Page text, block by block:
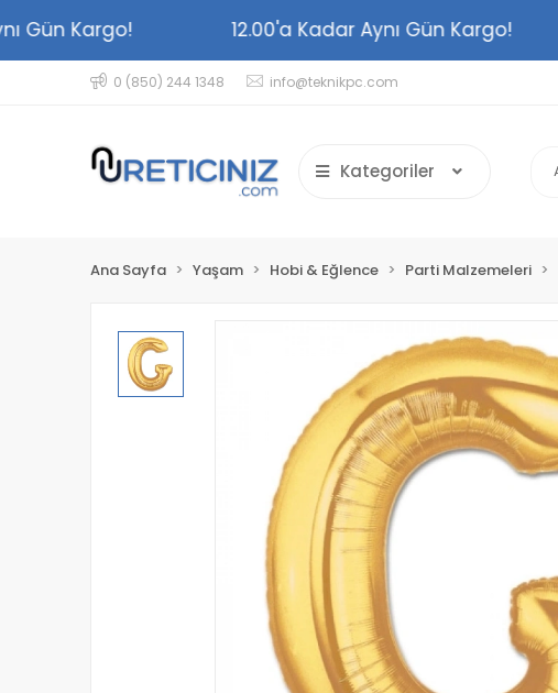
Gün Kargo! 12.00'a Kadar Aynı Gün Kargo!
0 (850) 244 1348 info@teknikpc.com
Kategoriler
Ana Sayfa Yaşam Hobi & Eğlence Parti Malzemeleri